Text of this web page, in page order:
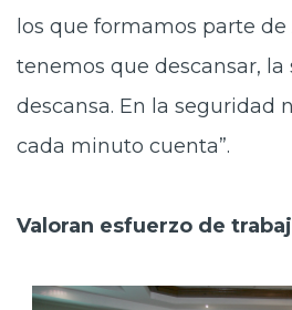
los que formamos parte de
tenemos que descansar,
descansa. En la seguridad
cada minuto cuenta”.
Valoran esfuerzo de